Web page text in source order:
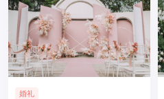
婚礼